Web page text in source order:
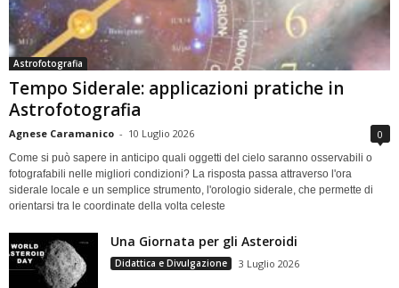
Astrofotografia
Tempo Siderale: applicazioni pratiche in
Astrofotografia
Agnese Caramanico - 10 Luglio 2026 0
Come si può sapere in anticipo quali oggetti del cielo saranno osservabili o
fotografabili nelle migliori condizioni? La risposta passa attraverso l'ora
siderale locale e un semplice strumento, l'orologio siderale, che permette di
orientarsi tra le coordinate della volta celeste
Una Giornata per gli Asteroidi
Didattica e Divulgazione 3 Luglio 2026